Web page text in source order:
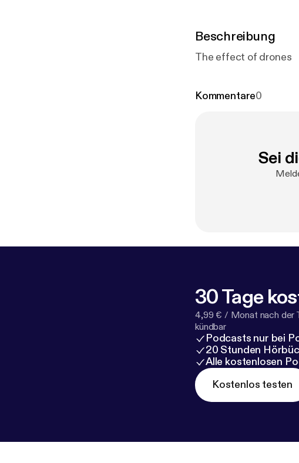
Beschreibung
The effect of drones
Kommentare0
Sei
30 Tage
4,99 € / Monat nach der
kündbar
Podcasts nur bei
20 Stunden
Alle kostenlosen
Kostenlos testen